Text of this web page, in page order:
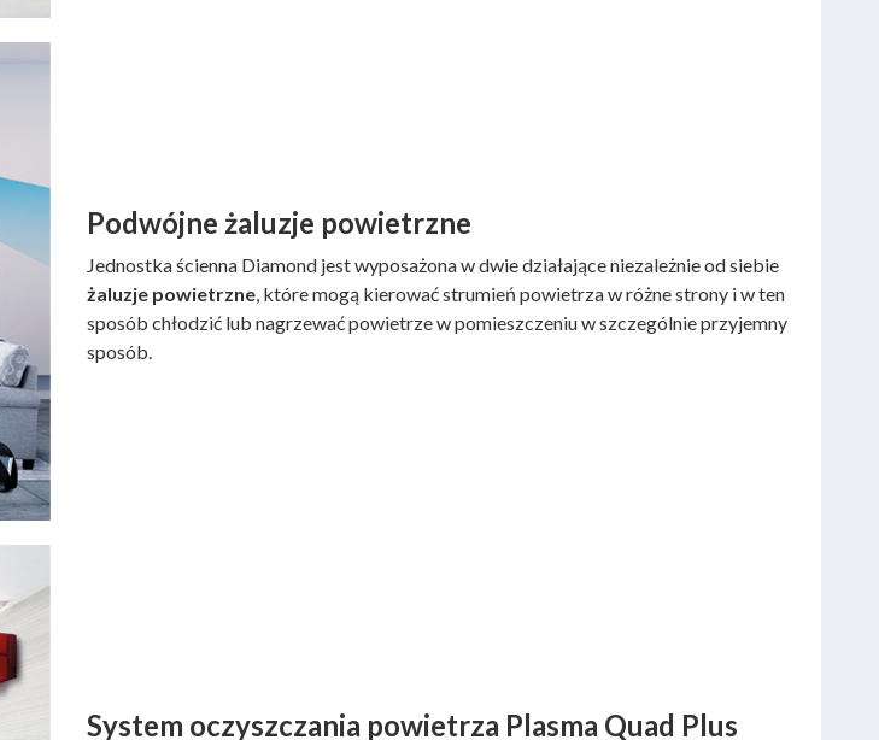
Podwójne żaluzje powietrzne
Jednostka ścienna Diamond jest wyposażona w dwie działające niezależnie od siebie
żaluzje powietrzne, które mogą kierować strumień powietrza w różne strony i w ten
sposób chłodzić lub nagrzewać powietrze w pomieszczeniu w szczególnie przyjemny
sposób.
System oczyszczania powietrza Plasma Quad Plus